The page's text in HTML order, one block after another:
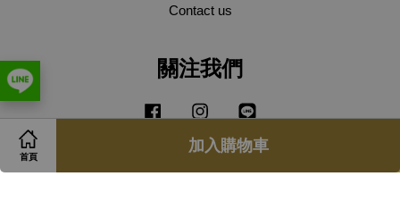
首頁
加入購物車
Contact us
關注我們
Facebook Instagram